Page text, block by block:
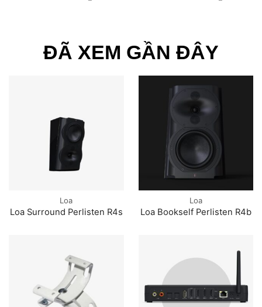
ĐÃ XEM GẦN ĐÂY
Loa
Loa Surround Perlisten R4s
Loa
Loa Bookself Perlisten R4b